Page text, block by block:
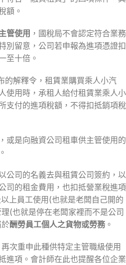
額。
管使用 ，國稅局不會認定符合業務
別留意，公司若申報為進項憑證扣
至十倍。
的解釋令，租賃業購買乘人小汽
使用時，承租人給付租賃業乘人小
支付的進項稅額，不得扣抵銷項稅
或是向融資公司租車供主管使用的
公司的名義去與租賃公司簽約，以
司的租金費用，也扣抵營業稅進項
上員工使用(也就是老闆自己開的
(也就是停在老闆家裡而不是公司
酬勞員工個人之貨物或勞務 。
次重申此種供特定主管職級使用
進項。會計師在此也提醒各位企業